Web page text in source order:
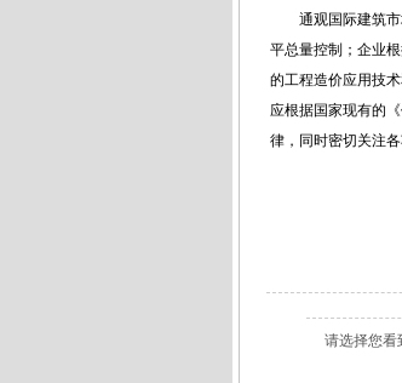
通观国际建筑市
平总量控制；企业
的工程造价应用技
应根据国家现有的
律，同时密切关注
请选择您看